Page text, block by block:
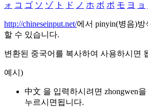
ォ コ ゴ ソ ゾ ト ド ノ ホ ボ ポ モ ヨ ョ
http://chineseinput.net/에서 pinyin(병음)
할 수 있습니다.
변환된 중국어를 복사하여 사용하시면
예시)
中文 을 입력하시려면 zhongwen을
누르시면됩니다.